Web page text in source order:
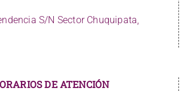
S/N Sector Chuquipata,
DE ATENCIÓN